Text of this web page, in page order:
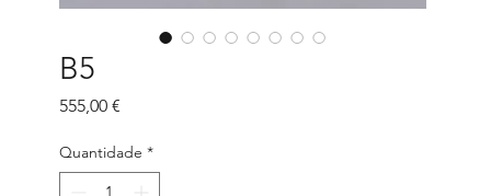
B5
555,00 €Preço
Quantidade *